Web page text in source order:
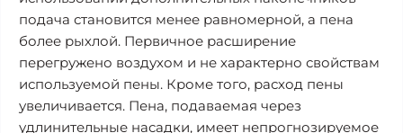
подача становится менее равномерной, а пена
более рыхлой. Первичное расширение
перегружено воздухом и не характерно свойствам
используемой пены. Кроме того, расход пены
увеличивается. Пена, подаваемая через
удлинительные насадки, имеет непрогнозируемое